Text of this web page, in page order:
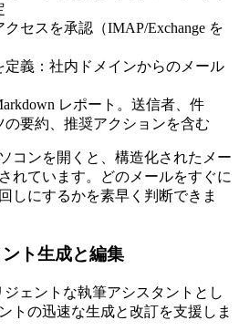
セスを承認（IMAP/Exchange を
定義：社内ドメインからのメール
レポート。送信者、件
要約、推奨アクションを含む
コンを開くと、構造化されたメー
れています。どのメールをすぐに
しにするかを素早く判断できま
ト生成と編集
ジェントな執筆アシスタントとし
トの迅速な生成と改訂を支援しま